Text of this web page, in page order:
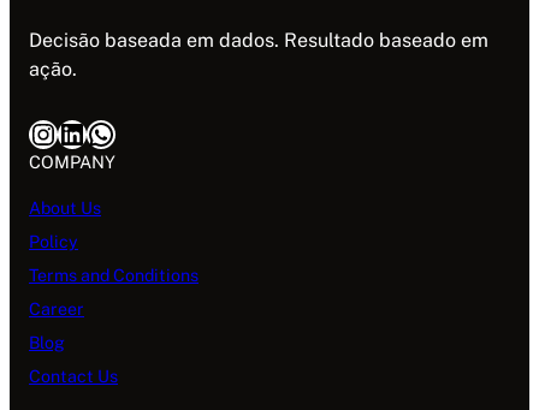
Decisão baseada em dados. Resultado baseado em
ação.
InstagramLinkedIn WhatsApp
COMPANY
About Us
Policy
Terms and Conditions
Career
Blog
Contact Us